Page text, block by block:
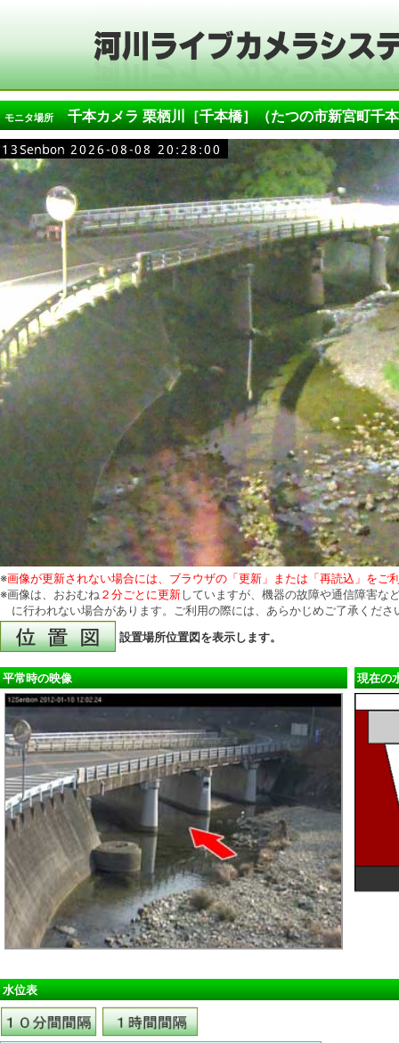
モニタ場所千本カメラ 栗栖川［千本橋］（たつの市新宮町千
※画像が更新されない場合には、ブラウザの「更新」または「再読込」をご
※画像は、おおむね ２分ごとに更新していますが、機器の故障や通信障害な
に行われない場合があります。ご利用の際には、あらかじめご了承くださ
設置場所位置図を表示します。
平常時の映像 現在の
水位表